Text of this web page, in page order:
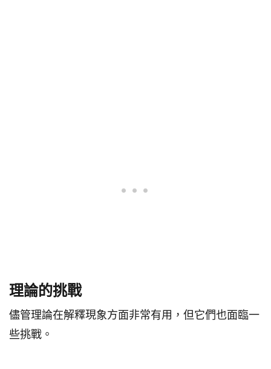
理論的挑戰
儘管理論在解釋現象方面非常有用，但它們也面臨一
些挑戰。